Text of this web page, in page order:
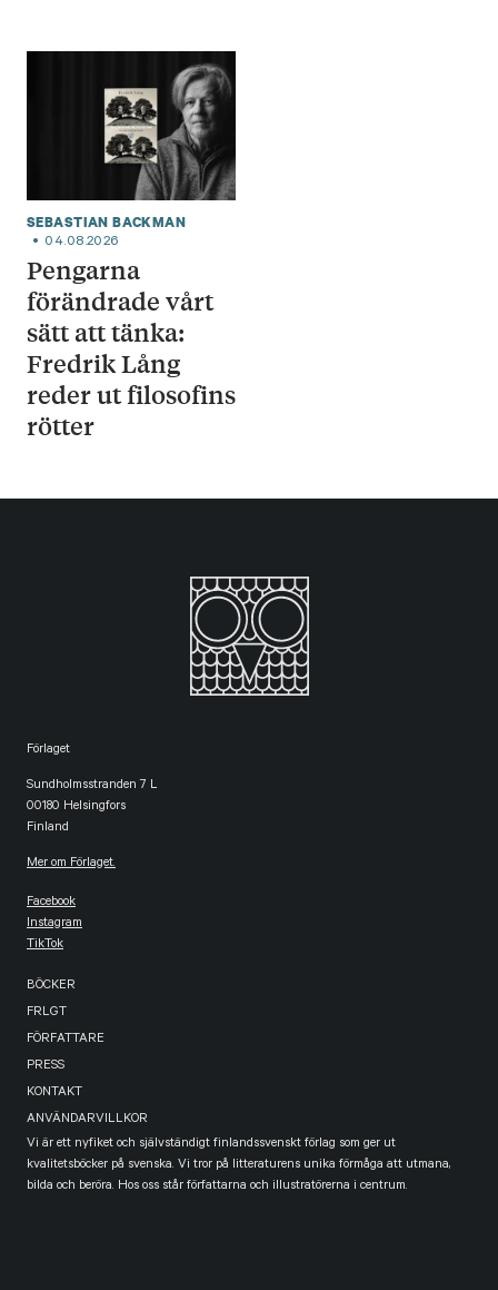
SEBASTIAN BACKMAN
04.08.2026
Pengarna
förändrade vårt
sätt att tänka:
Fredrik Lång
reder ut filosofins
rötter
Förlaget
Sundholmsstranden 7 L
00180 Helsingfors
Finland
Mer om Förlaget.
Facebook
Instagram
TikTok
BÖCKER
FRLGT
FÖRFATTARE
PRESS
KONTAKT
ANVÄNDARVILLKOR
Vi är ett nyfiket och självständigt finlandssvenskt förlag som ger ut
kvalitetsböcker på svenska. Vi tror på litteraturens unika förmåga att utmana,
bilda och beröra. Hos oss står författarna och illustratörerna i centrum.